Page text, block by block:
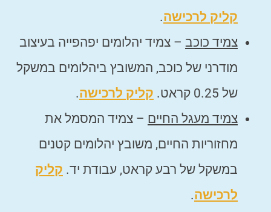
קליק לרכישה.
צמיד כוכב – צמיד יהלומים יפהפייה בעיצוב
מודרני של כוכב, המשובץ ביהלומים במשקל
של 0.25 קראט.
קליק לרכישה.
צמיד מעגל החיים – צמיד המסמל את
מחזוריות החיים, משובץ יהלומים קטנים
במשקל של רבע קראט, עבודת יד. קליק
לרכישה.